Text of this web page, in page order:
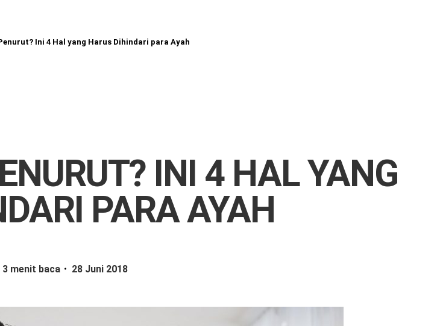
Ini 4 Hal yang Harus Dihindari para Ayah
INI 4 HAL YANG
PARA AYAH
3 menit baca 28 Juni 2018